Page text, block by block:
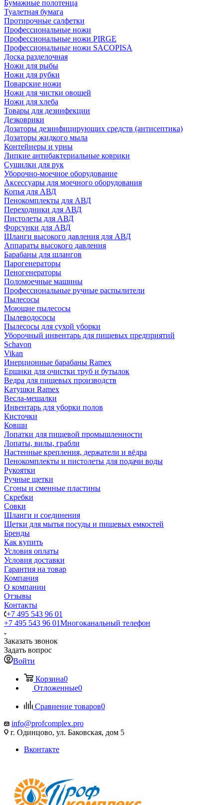
Бумажные полотенца
Туалетная бумага
Протирочные салфетки
Профессиональные ножи
Профессиональные ножи PIRGE
Профессиональные ножи SACOPISA
Доска разделочная
Ножи для рыбы
Ножи для рубки
Поварские ножи
Ножи для чистки овощей
Ножи для хлеба
Товары для дезинфекции
Дезковрики
Дозаторы дезинфицирующих средств (антисептика)
Дозаторы жидкого мыла
Контейнеры и урны
Липкие антибактериальные коврики
Сушилки для рук
Уборочно-моечное оборудование
Аксессуары для моечного оборудования
Копья для АВД
Пенокомплекты для АВД
Переходники для АВД
Пистолеты для АВД
Форсунки для АВД
Шланги высокого давления для АВД
Аппараты высокого давления
Барабаны для шлангов
Парогенераторы
Пеногенераторы
Поломоечные машины
Профессиональные ручные распылители
Пылесосы
Моющие пылесосы
Пылеводососы
Пылесосы для сухой уборки
Уборочный инвентарь для пищевых предприятий
Schavon
Vikan
Инерционные барабаны Ramex
Ершики для очистки труб и бутылок
Ведра для пищевых производств
Катушки Ramex
Весла-мешалки
Инвентарь для уборки полов
Кисточки
Ковши
Лопатки для пищевой промышленности
Лопаты, вилы, грабли
Настенные крепления, держатели и вёдра
Пенокомплекты и пистолеты для подачи воды
Рукоятки
Ручные щетки
Сгоны и сменные пластины
Скребки
Совки
Шланги и соединения
Щетки для мытья посуды и пищевых емкостей
Бренды
Как купить
Условия оплаты
Условия доставки
Гарантия на товар
Компания
О компании
Отзывы
Контакты
+7 495 543 96 01
+7 495 543 96 01Многоканальный телефон
Заказать звонок
Задать вопрос
Войти
Корзина0
Отложенные0
Сравнение товаров0
info@profcomplex.pro
г. Одинцово, ул. Баковская, дом 5
Вконтакте